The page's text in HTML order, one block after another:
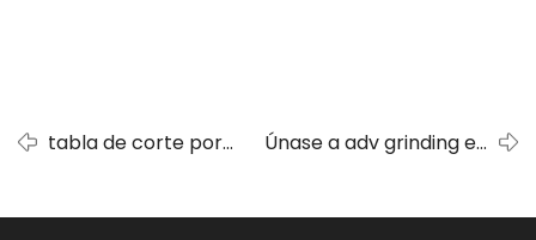
tabla de corte por
Únase a adv grinding en